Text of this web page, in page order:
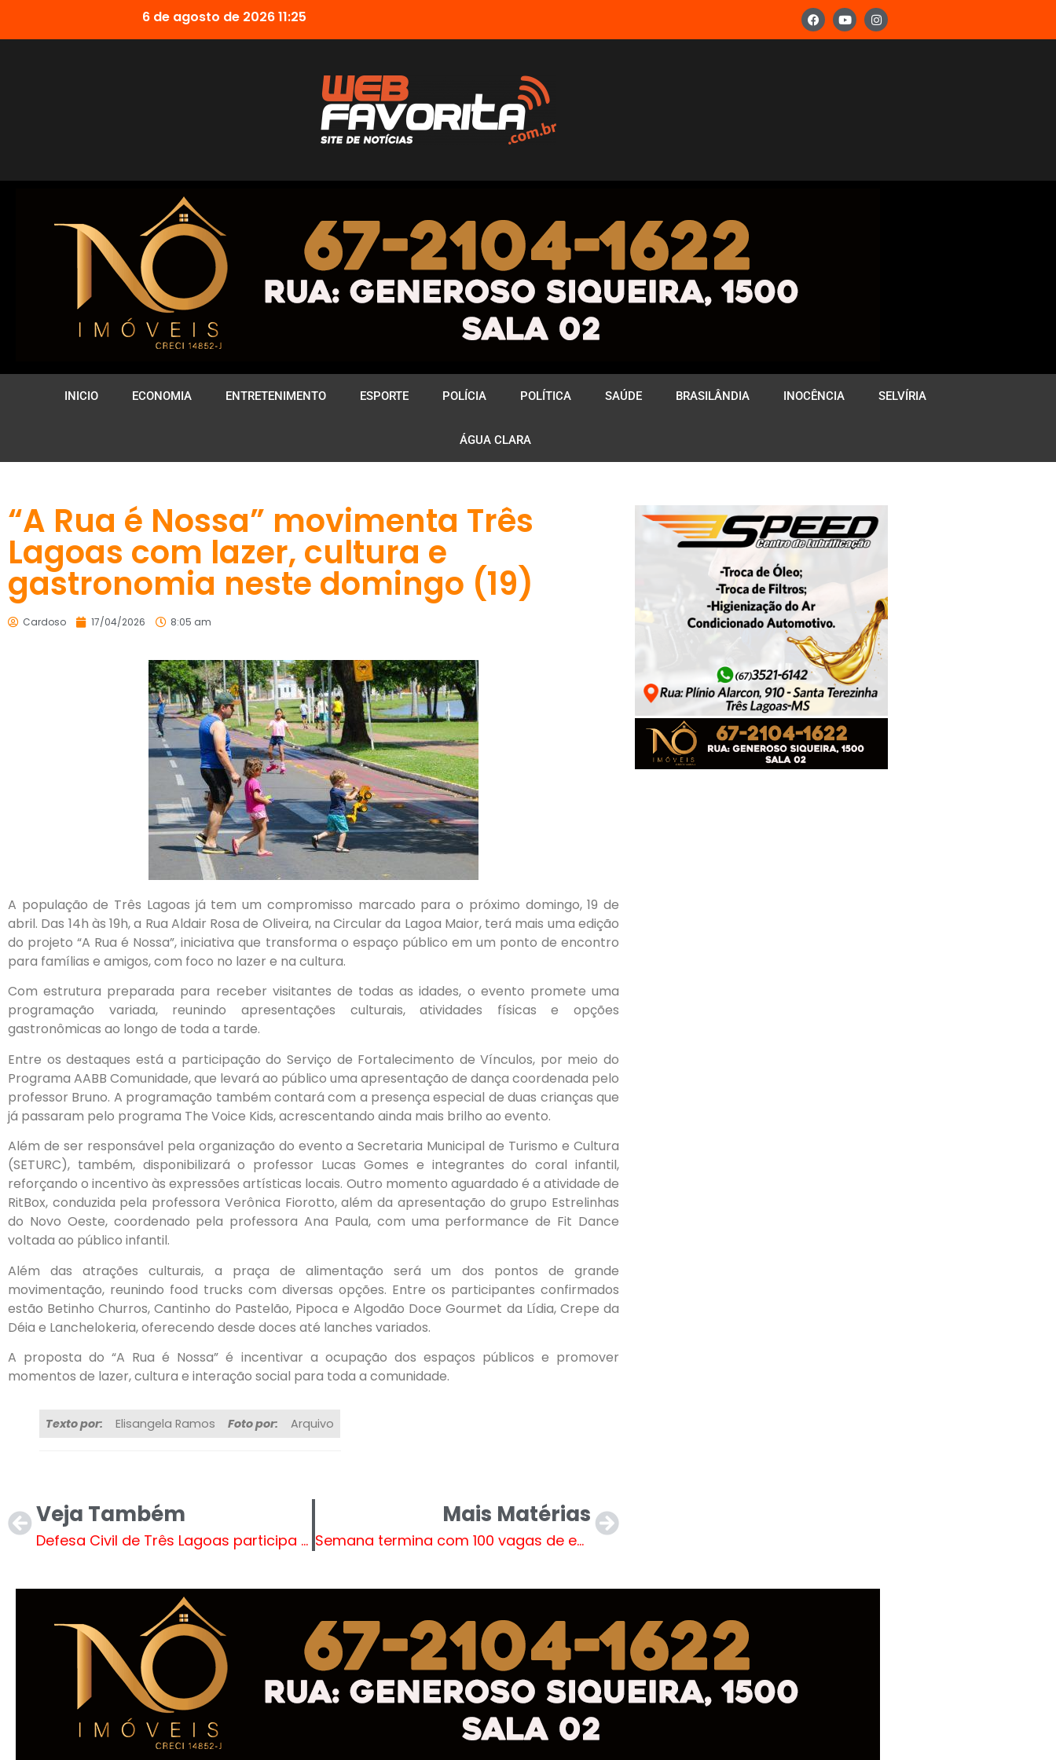
6 de agosto de 2026 11:25
INICIO ECONOMIA ENTRETENIMENTO ESPORTE POLÍCIA POLÍTICA SAÚDE BRASILÂNDIA INOCÊNCIA SELVÍRIA
ÁGUA CLARA
“A Rua é Nossa” movimenta Três
Lagoas com lazer, cultura e
gastronomia neste domingo (19)
Cardoso 17/04/2026 8:05 am
A população de Três Lagoas já tem um compromisso marcado para o próximo domingo, 19 de
abril. Das 14h às 19h, a Rua Aldair Rosa de Oliveira, na Circular da Lagoa Maior, terá mais uma edição
do projeto “A Rua é Nossa”, iniciativa que transforma o espaço público em um ponto de encontro
para famílias e amigos, com foco no lazer e na cultura.
Com estrutura preparada para receber visitantes de todas as idades, o evento promete uma
programação variada, reunindo apresentações culturais, atividades físicas e opções
gastronômicas ao longo de toda a tarde.
Entre os destaques está a participação do Serviço de Fortalecimento de Vínculos, por meio do
Programa AABB Comunidade, que levará ao público uma apresentação de dança coordenada pelo
professor Bruno. A programação também contará com a presença especial de duas crianças que
já passaram pelo programa The Voice Kids, acrescentando ainda mais brilho ao evento.
Além de ser responsável pela organização do evento a Secretaria Municipal de Turismo e Cultura
(SETURC), também, disponibilizará o professor Lucas Gomes e integrantes do coral infantil,
reforçando o incentivo às expressões artísticas locais. Outro momento aguardado é a atividade de
RitBox, conduzida pela professora Verônica Fiorotto, além da apresentação do grupo Estrelinhas
do Novo Oeste, coordenado pela professora Ana Paula, com uma performance de Fit Dance
voltada ao público infantil.
Além das atrações culturais, a praça de alimentação será um dos pontos de grande
movimentação, reunindo food trucks com diversas opções. Entre os participantes confirmados
estão Betinho Churros, Cantinho do Pastelão, Pipoca e Algodão Doce Gourmet da Lídia, Crepe da
Déia e Lanchelokeria, oferecendo desde doces até lanches variados.
A proposta do “A Rua é Nossa” é incentivar a ocupação dos espaços públicos e promover
momentos de lazer, cultura e interação social para toda a comunidade.
Texto por: Elisangela Ramos Foto por: Arquivo
Veja Também
Defesa Civil de Três Lagoas participa de treinamento sobre Produtos Perigosos
Mais Matérias
Semana termina com 100 vagas de emprego em Três Lagoas e região